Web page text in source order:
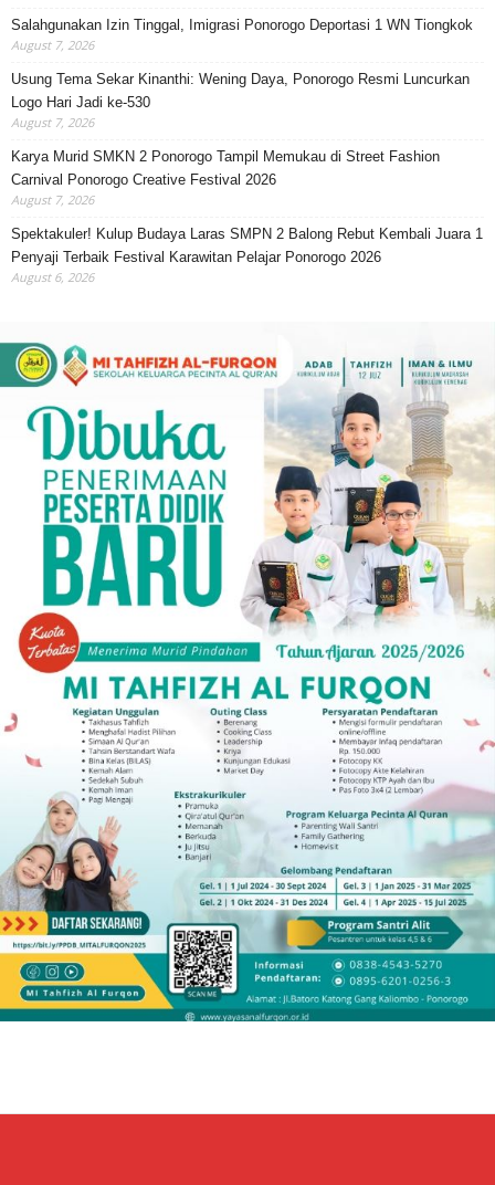
Salahgunakan Izin Tinggal, Imigrasi Ponorogo Deportasi 1 WN Tiongkok
August 7, 2026
Usung Tema Sekar Kinanthi: Wening Daya, Ponorogo Resmi Luncurkan
Logo Hari Jadi ke-530
August 7, 2026
Karya Murid SMKN 2 Ponorogo Tampil Memukau di Street Fashion
Carnival Ponorogo Creative Festival 2026
August 7, 2026
Spektakuler! Kulup Budaya Laras SMPN 2 Balong Rebut Kembali Juara 1
Penyaji Terbaik Festival Karawitan Pelajar Ponorogo 2026
August 6, 2026